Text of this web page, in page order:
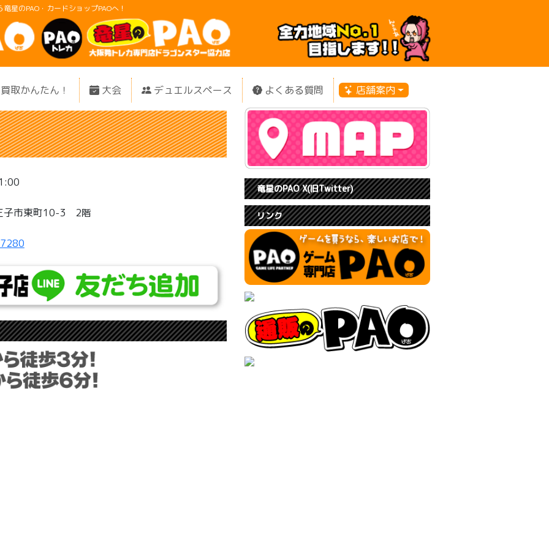
星のPAO・カードショップPAOへ！
取かんたん！ 大会 デュエルスペース よくある質問 店舗案内
子市東町10-3 2階
竜星のPAO X(旧Twitter)
リンク